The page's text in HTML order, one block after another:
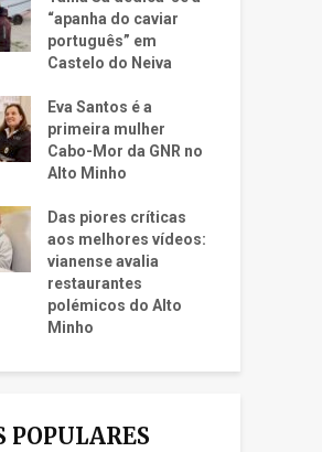
“apanha do caviar
português” em
Castelo do Neiva
Eva Santos é a
primeira mulher
Cabo-Mor da GNR no
Alto Minho
Das piores críticas
aos melhores vídeos:
vianense avalia
restaurantes
polémicos do Alto
Minho
POPULARES